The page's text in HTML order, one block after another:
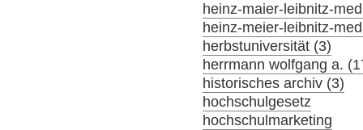
heinz-maier-leibnitz-
heinz-meier-leibnitz-
herbstuniversität (3)
herrmann wolfgang a.
historisches archiv (3)
hochschulgesetz
hochschulmarketing